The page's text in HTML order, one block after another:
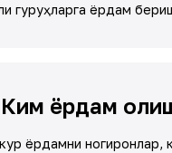
гуруҳларга ёрдам
Ким ёрдам
ёрдамни ногиронлар,